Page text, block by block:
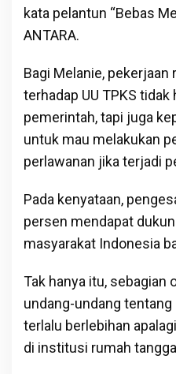
kata pelantun “Bebas
ANTARA.
Bagi Melanie,
terhadap UU TPKS
pemerintah, tapi juga
untuk mau melakukan
perlawanan jika terjadi
Pada kenyataan,
persen mendapat
masyarakat Indonesia
Tak hanya itu, sebagian
undang-undang tentang
terlalu berlebihan
di institusi rumah